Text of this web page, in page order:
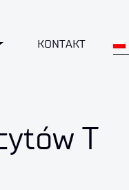
DROPDOWN
KONTAKT
T